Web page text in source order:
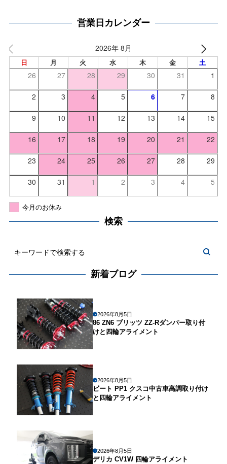
営業日カレンダー
2026年 8月
日 月 火 水 木 金 土
26 27 28 29 30 31 1
2 3 4 5 6 7 8
9 10 11 12 13 14 15
16 17 18 19 20 21 22
23 24 25 26 27 28 29
30 31 1 2 3 4 5
今月のお休み
検索
新着ブログ
2026年8月5日
86 ZN6 ブリッツ ZZ-Rダンパー取り付
けと四輪アライメント
2026年8月5日
ビート PP1 クスコ中古車高調取り付け
と四輪アライメント
2026年8月5日
デリカ CV1W 四輪アライメント